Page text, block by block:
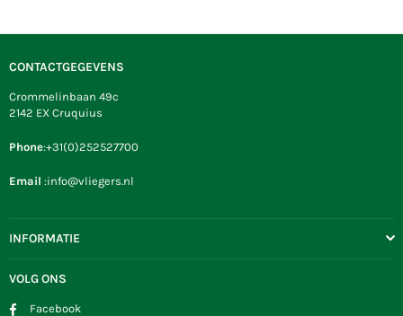
CONTACTGEGEVENS
Crommelinbaan 49c
2142 EX Cruquius
Phone:+31(0)252527700
Email :info@vliegers.nl
INFORMATIE
VOLG ONS
Facebook